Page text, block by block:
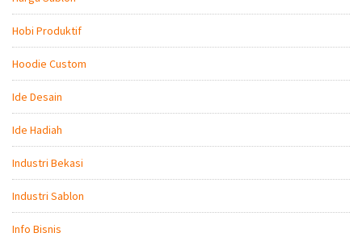
Hobi Produktif
Hoodie Custom
Ide Desain
Ide Hadiah
Industri Bekasi
Industri Sablon
Info Bisnis